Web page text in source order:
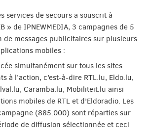
services de secours a souscrit à
» de IPNEWMEDIA, 3 campagnes de 5
de messages publicitaires sur plusieurs
mobiles :
simultanément sur tous les sites
à l’action, c’est-à-dire RTL.lu, Eldo.lu,
Caramba.lu, Mobiliteit.lu ainsi
mobiles de RTL et d’Eldoradio. Les
(885.000) sont réparties sur
de diffusion sélectionnée et ceci